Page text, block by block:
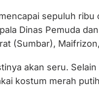
sepuluh ribu
Dinas Pemuda
(Sumbar),
akan seru.
kostum merah